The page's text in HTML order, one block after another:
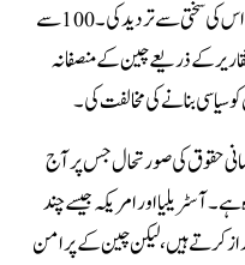
کے مستقل نمائندے فو چھونگ نے موقع پر ہی اس کی سختی سے تردید کی۔ 100 سے
کے ذریعے چین کے منصفانہ
بنانے کی مخالفت کی۔
حقوق کی صورتحال جس پر آج
آسٹریلیا اور امریکہ جیسے چند
ہیں، لیکن چین کے پرامن